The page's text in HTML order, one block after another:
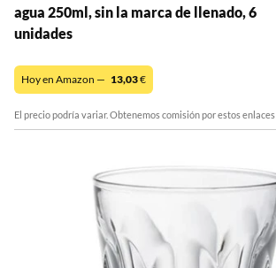
agua 250ml, sin la marca de llenado, 6
unidades
Hoy en Amazon — 13,03€
El precio podría variar. Obtenemos comisión por estos enlaces